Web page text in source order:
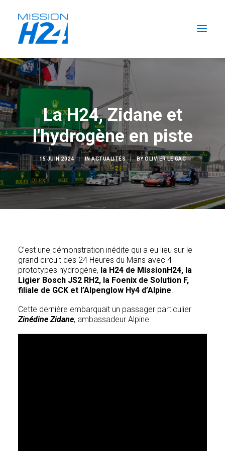
ACCUEIL
LA MISSION
L’ÉCURIE
FORMATIONS H2
RECHERCHER
FR
La H24, Zidane et
l'hydrogène en piste
15 JUIN 2024 | INACTUALITÉS | BYOLIVIER LE GAC
C’est une démonstration inédite qui a eu lieu sur le
grand circuit des 24 Heures du Mans avec 4
prototypes hydrogène, la H24 de MissionH24, la
Ligier Bosch JS2 RH2, la Foenix de Solution F,
filiale de GCK et l’Alpenglow Hy4 d’Alpine.
Cette dernière embarquait un passager particulier
Zinédine Zidane, ambassadeur Alpine.